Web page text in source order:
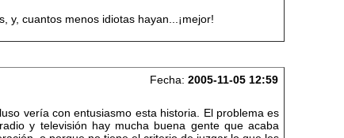
y, cuantos menos idiotas hayan...¡mejor!
Fecha:2005-11-05 12:59
vería con entusiasmo esta historia. El problema es
y televisión hay mucha buena gente que acaba